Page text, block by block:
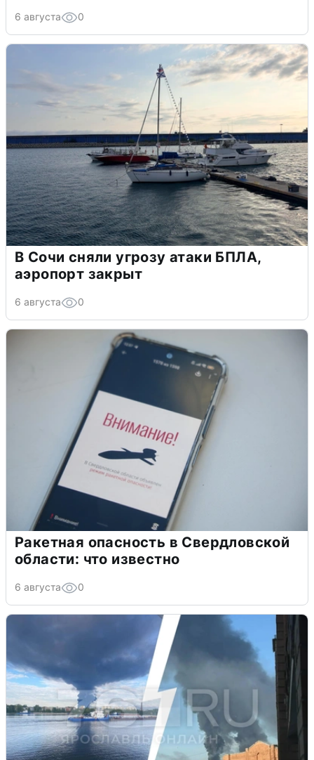
6 августа 0
В Сочи сняли угрозу атаки БПЛА,
аэропорт закрыт
6 августа 0
Ракетная опасность в Свердловской
области: что известно
6 августа 0